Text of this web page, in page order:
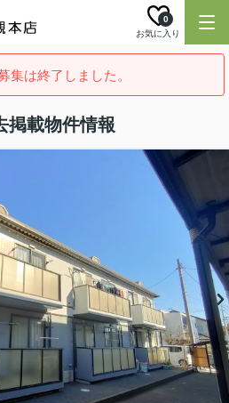
お気に入り
0
集は終了しました。
掲載物件情報